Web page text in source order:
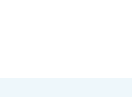
erstellen